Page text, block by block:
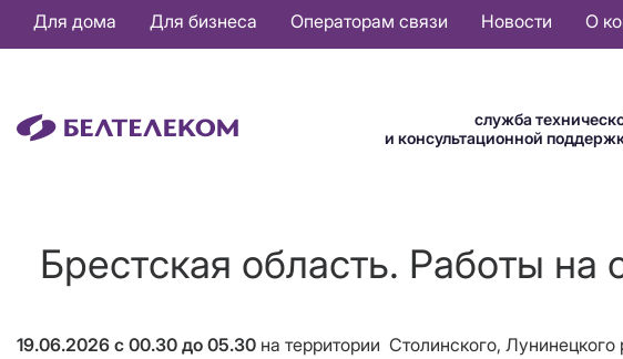
Основная
навигация
Для дома Для бизнеса Операторам связи Новости О
служба
и консультационной
Брестская область. Работы
19.06.2026 с 00.30 до 05.30 на территории Столинского, Лунинецкого